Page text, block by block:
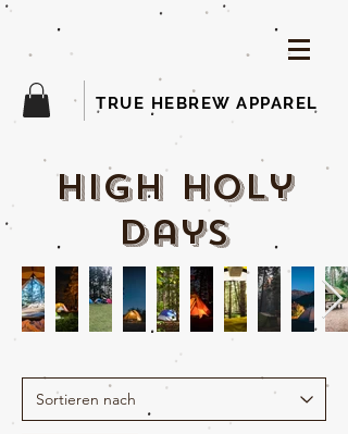
TRUE HEBREW APPAREL
high holy
days